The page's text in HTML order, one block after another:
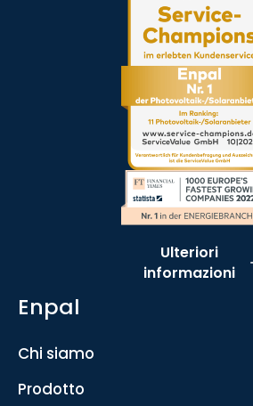
Enpal
Chi siamo
Prodotto
Ulteriori
informazioni